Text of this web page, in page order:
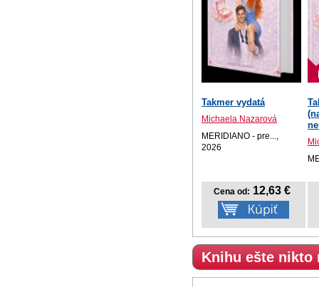
Takmer vydatá
Michaela Nazarová
MERIDIANO - pre...,
2026
Cena od: 12,63 €
Knihu ešte nikto